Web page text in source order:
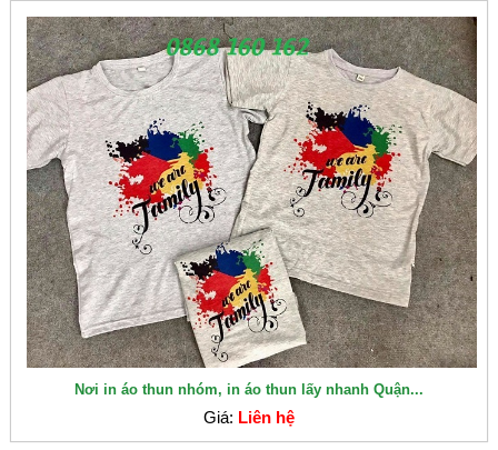
Nơi in áo thun nhóm, in áo thun lấy nhanh Quận...
Giá: Liên hệ